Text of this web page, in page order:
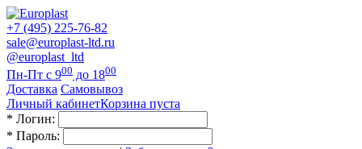
+7 (495) 225-76-82
sale@europlast-ltd.ru
@europlast_ltd
Пн-Пт с 900 до 1800
Доставка Самовывоз
Личный кабинетКорзина пуста
* Логин:
* Пароль: